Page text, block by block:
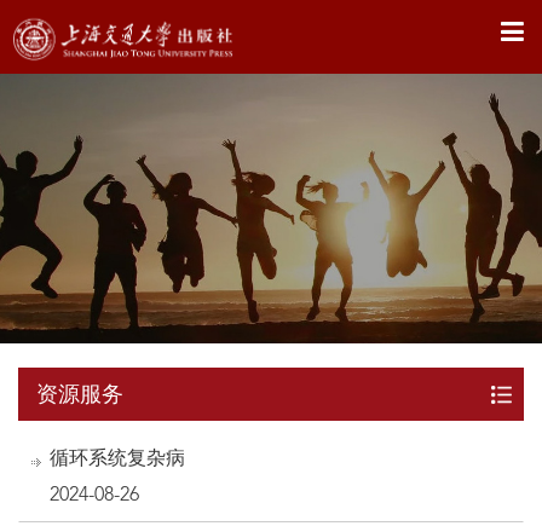
X
资源服务
循环系统复杂病
2024-08-26